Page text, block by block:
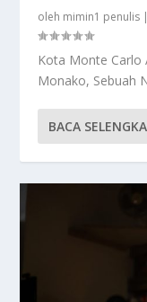
oleh mimin1 penulis
Kota Monte Carlo
Monako, Sebuah
BACA